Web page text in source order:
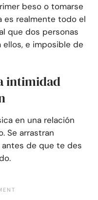
beso o tomarse
es realmente todo el
que dos personas
ellos, e imposible de
intimidad
en una relación
Se arrastran
de que te des